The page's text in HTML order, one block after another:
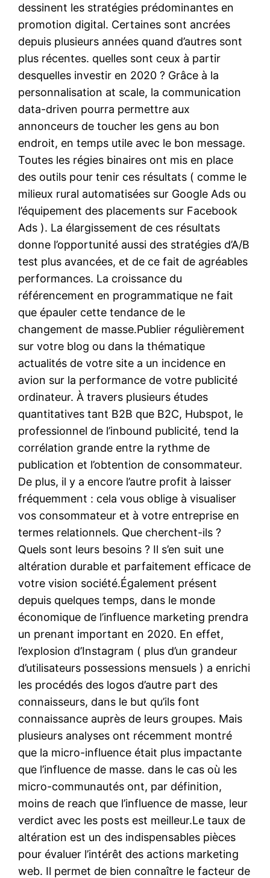
dessinent les stratégies prédominantes en
promotion digital. Certaines sont ancrées
depuis plusieurs années quand d’autres sont
plus récentes. quelles sont ceux à partir
desquelles investir en 2020 ? Grâce à la
personnalisation at scale, la communication
data-driven pourra permettre aux
annonceurs de toucher les gens au bon
endroit, en temps utile avec le bon message.
Toutes les régies binaires ont mis en place
des outils pour tenir ces résultats ( comme le
milieux rural automatisées sur Google Ads ou
l’équipement des placements sur Facebook
Ads ). La élargissement de ces résultats
donne l’opportunité aussi des stratégies d’A/B
test plus avancées, et de ce fait de agréables
performances. La croissance du
référencement en programmatique ne fait
que épauler cette tendance de le
changement de masse.Publier régulièrement
sur votre blog ou dans la thématique
actualités de votre site a un incidence en
avion sur la performance de votre publicité
ordinateur. À travers plusieurs études
quantitatives tant B2B que B2C, Hubspot, le
professionnel de l’inbound publicité, tend la
corrélation grande entre la rythme de
publication et l’obtention de consommateur.
De plus, il y a encore l’autre profit à laisser
fréquemment : cela vous oblige à visualiser
vos consommateur et à votre entreprise en
termes relationnels. Que cherchent-ils ?
Quels sont leurs besoins ? Il s’en suit une
altération durable et parfaitement efficace de
votre vision société.Également présent
depuis quelques temps, dans le monde
économique de l’influence marketing prendra
un prenant important en 2020. En effet,
l’explosion d’Instagram ( plus d’un grandeur
d’utilisateurs possessions mensuels ) a enrichi
les procédés des logos d’autre part des
connaisseurs, dans le but qu’ils font
connaissance auprès de leurs groupes. Mais
plusieurs analyses ont récemment montré
que la micro-influence était plus impactante
que l’influence de masse. dans le cas où les
micro-communautés ont, par définition,
moins de reach que l’influence de masse, leur
verdict avec les posts est meilleur.Le taux de
altération est un des indispensables pièces
pour évaluer l’intérêt des actions marketing
web. Il permet de bien connaître le facteur de